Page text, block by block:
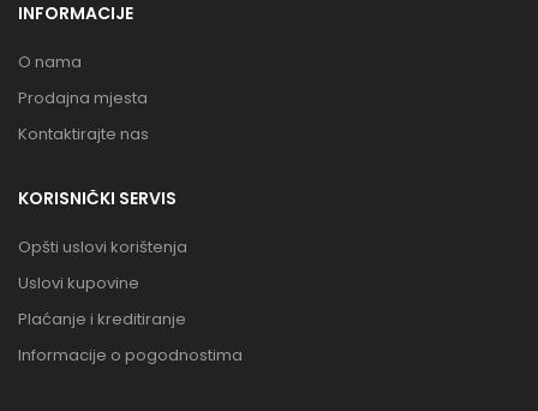
INFORMACIJE
O nama
Prodajna mjesta
Kontaktirajte nas
KORISNIČKI SERVIS
Opšti uslovi korištenja
Uslovi kupovine
Plaćanje i kreditiranje
Informacije o pogodnostima